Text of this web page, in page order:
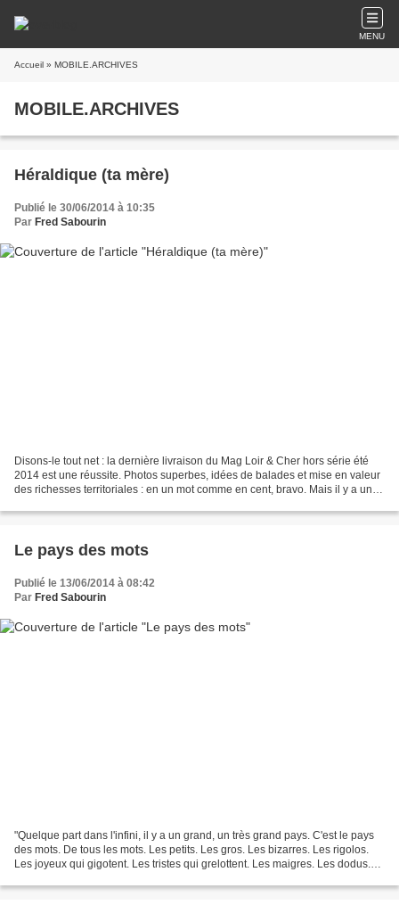
MENU
Accueil » MOBILE.ARCHIVES
MOBILE.ARCHIVES
Héraldique (ta mère)
Publié le 30/06/2014 à 10:35
Par Fred Sabourin
Disons-le tout net : la dernière livraison du Mag Loir & Cher hors série été
2014 est une réussite. Photos superbes, idées de balades et mise en valeur
des richesses territoriales : en un mot comme en cent, bravo. Mais il y a un
Le pays des mots
Publié le 13/06/2014 à 08:42
Par Fred Sabourin
"Quelque part dans l'infini, il y a un grand, un très grand pays. C'est le pays
des mots. De tous les mots. Les petits. Les gros. Les bizarres. Les rigolos.
Les joyeux qui gigotent. Les tristes qui grelottent. Les maigres. Les dodus.